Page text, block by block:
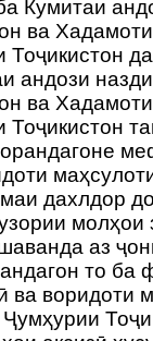
Кумитаи
ва
Тоҷикистон
андози
ва
Тоҷикистон
дахлдор
аз
то
ва воридоти
Ҷумҳурии